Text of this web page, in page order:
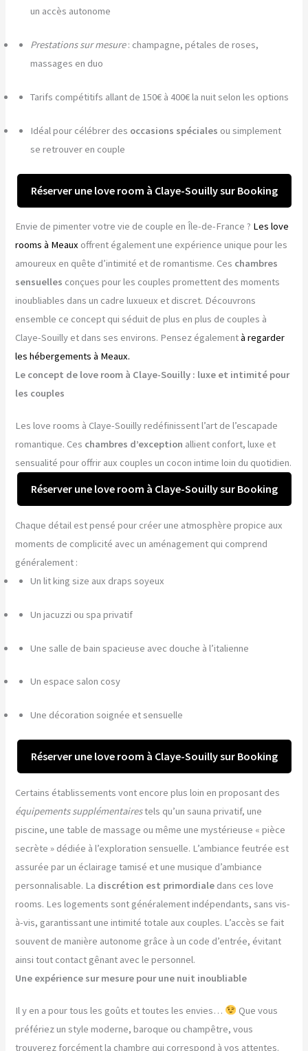
un accès autonome
Prestations sur mesure: champagne, pétales de roses,
massages en duo
Tarifs compétitifs allant de 150€ à 400€ la nuit selon les options
Idéal pour célébrer des occasions spéciales ou simplement
se retrouver en couple
Réserver une love room à Claye-Souilly sur Booking
Envie de pimenter votre vie de couple en Île-de-France ? Les love
rooms à Meaux offrent également une expérience unique pour les
amoureux en quête d’intimité et de romantisme. Ces chambres
sensuelles conçues pour les couples promettent des moments
inoubliables dans un cadre luxueux et discret. Découvrons
ensemble ce concept qui séduit de plus en plus de couples à
Claye-Souilly et dans ses environs. Pensez égalementà regarder
les hébergements à Meaux.
Le concept de love room à Claye-Souilly : luxe et intimité pour
les couples
Les love rooms à Claye-Souilly redéfinissent l’art de l’escapade
romantique. Ces chambres d’exception allient confort, luxe et
sensualité pour offrir aux couples un cocon intime loin du quotidien.
Réserver une love room à Claye-Souilly sur Booking
Chaque détail est pensé pour créer une atmosphère propice aux
moments de complicité avec un aménagement qui comprend
généralement :
Un lit king size aux draps soyeux
Un jacuzzi ou spa privatif
Une salle de bain spacieuse avec douche à l’italienne
Un espace salon cosy
Une décoration soignée et sensuelle
Réserver une love room à Claye-Souilly sur Booking
Certains établissements vont encore plus loin en proposant des
équipements supplémentairestels qu’un sauna privatif, une
piscine, une table de massage ou même une mystérieuse « pièce
secrète » dédiée à l’exploration sensuelle. L’ambiance feutrée est
assurée par un éclairage tamisé et une musique d’ambiance
personnalisable. La discrétion est primordiale dans ces love
rooms. Les logements sont généralement indépendants, sans vis-
à-vis, garantissant une intimité totale aux couples. L’accès se fait
souvent de manière autonome grâce à un code d’entrée, évitant
ainsi tout contact gênant avec le personnel.
Une expérience sur mesure pour une nuit inoubliable
Il y en a pour tous les goûts et toutes les envies…
Que vous
préfériez un style moderne, baroque ou champêtre, vous
trouverez forcément la chambre qui correspond à vos attentes.